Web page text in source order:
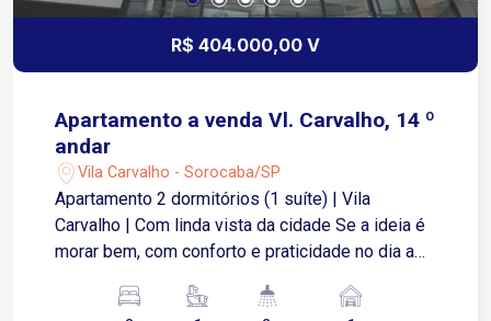
R$ 404.000,00 V
Apartamento a venda Vl. Carvalho, 14 º
andar
Vila Carvalho - Sorocaba/SP
Apartamento 2 dormitórios (1 suíte) | Vila
Carvalho | Com linda vista da cidade Se a ideia é
morar bem, com conforto e praticidade no dia a
pra você. São 53,63 m² muito bem distribuídos,